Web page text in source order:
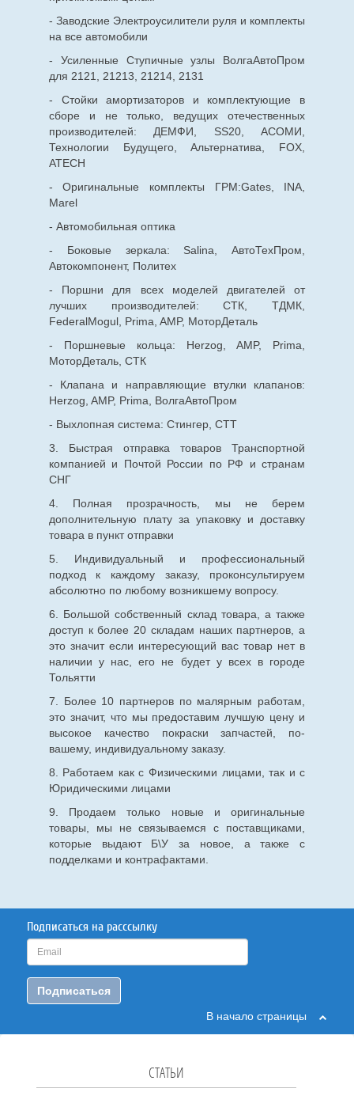
- Заводские Электроусилители руля и комплекты
на все автомобили
- Усиленные Ступичные узлы ВолгаАвтоПром
для 2121, 21213, 21214, 2131
- Стойки амортизаторов и комплектующие в
сборе и не только, ведущих отечественных
производителей: ДЕМФИ, SS20, АСОМИ,
Технологии Будущего, Альтернатива, FOX,
ATECH
- Оригинальные комплекты ГРМ:Gates, INA,
Marel
- Автомобильная оптика
- Боковые зеркала: Salina, АвтоТехПром,
Автокомпонент, Политех
- Поршни для всех моделей двигателей от
лучших производителей: СТК, ТДМК,
FederalMogul, Prima, AMP, МоторДеталь
- Поршневые кольца: Herzog, AMP, Prima,
МоторДеталь, СТК
- Клапана и направляющие втулки клапанов:
Herzog, AMP, Prima, ВолгаАвтоПром
- Выхлопная система: Стингер, СТТ
3. Быстрая отправка товаров Транспортной
компанией и Почтой России по РФ и странам
СНГ
4. Полная прозрачность, мы не берем
дополнительную плату за упаковку и доставку
товара в пункт отправки
5. Индивидуальный и профессиональный
подход к каждому заказу, проконсультируем
абсолютно по любому возникшему вопросу.
6. Большой собственный склад товара, а также
доступ к более 20 складам наших партнеров, а
это значит если интересующий вас товар нет в
наличии у нас, его не будет у всех в городе
Тольятти
7. Более 10 партнеров по малярным работам,
это значит, что мы предоставим лучшую цену и
высокое качество покраски запчастей, по-
вашему, индивидуальному заказу.
8. Работаем как с Физическими лицами, так и с
Юридическими лицами
9. Продаем только новые и оригинальные
товары, мы не связываемся с поставщиками,
которые выдают Б\У за новое, а также с
подделками и контрафактами.
Подписаться на расссылку
Подписаться
В начало страницы
СТАТЬИ